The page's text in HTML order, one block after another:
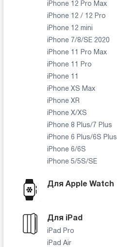
iPhone 12 Pro Max
iPhone 12 / 12 Pro
iPhone 12 mini
iPhone 7/8/SE 2020
iPhone 11 Pro Max
iPhone 11 Pro
iPhone 11
iPhone XS Max
iPhone XR
iPhone X/XS
iPhone 8 Plus/7 Plus
iPhone 6 Plus/6S Plus
iPhone 6/6S
iPhone 5/5S/SE
Для Apple Watch
Для iPad
iPad Pro
iPad Air